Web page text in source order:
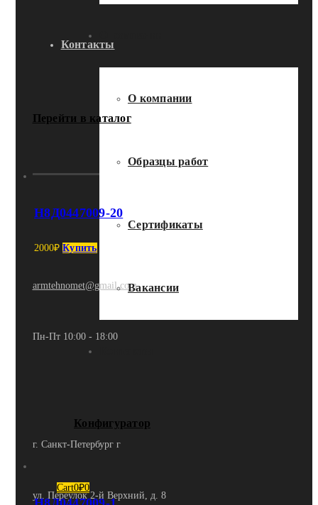
Контакты
Перейти в каталог
armtehnomet@gmail.com
Пн-Пт 10:00 - 18:00
г. Санкт-Петербург г
ул. Переулок 2-й Верхний, д. 8
О компании
Образцы работ
Сертификаты
Вакансии
Конфигуратор
Cart0₽0
Н8Д0447009-20
2000₽ Купить